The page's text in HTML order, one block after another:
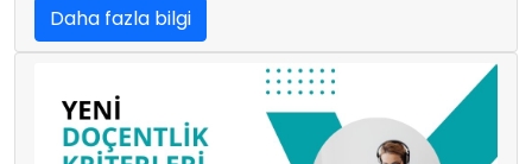
Daha fazla bilgi